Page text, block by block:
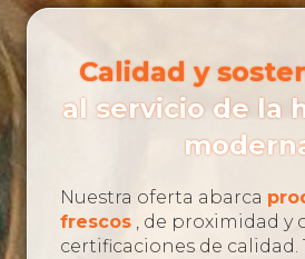
Calidad y
al servicio de la
Nuestra oferta abarca
frescos , de proximidad y
certificaciones de calidad.